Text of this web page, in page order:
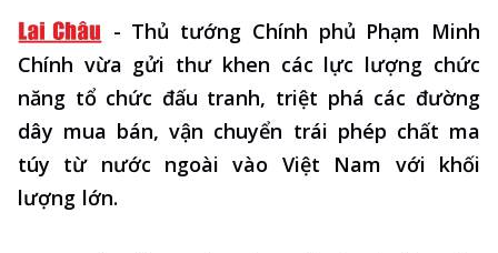
- Thủ tướng Chính phủ Phạm Minh
Chính vừa gửi thư khen các lực lượng chức
năng tổ chức đấu tranh, triệt phá các đường
dây mua bán, vận chuyển trái phép chất ma
túy từ nước ngoài vào Việt Nam với khối
lượng lớn.